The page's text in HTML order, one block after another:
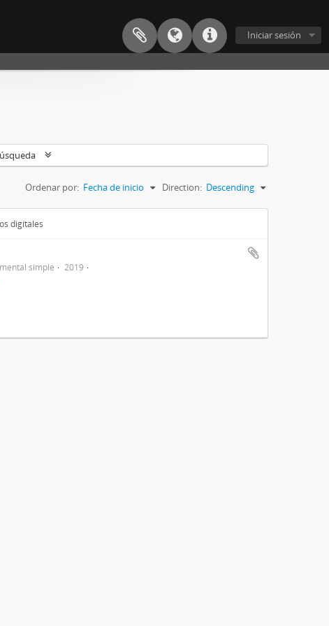
Iniciar sesión
Ordenar por: Fecha de inicio Direction: Descending
digitales
simple
2019